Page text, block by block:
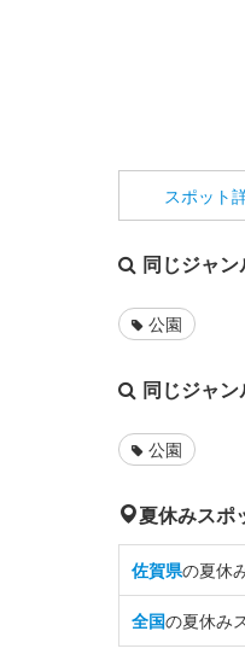
スポット
同じジャン
公園
同じジャン
公園
夏休みスポ
佐賀県の夏休
全国の夏休み